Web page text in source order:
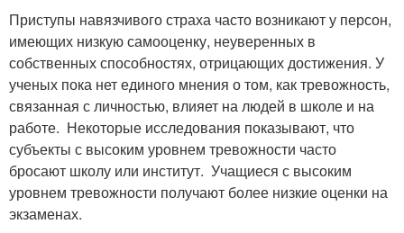
Приступы навязчивого страха часто возникают у персон,
имеющих низкую самооценку, неуверенных в
собственных способностях, отрицающих достижения. У
ученых пока нет единого мнения о том, как тревожность,
связанная с личностью, влияет на людей в школе и на
работе. Некоторые исследования показывают, что
субъекты с высоким уровнем тревожности часто
бросают школу или институт. Учащиеся с высоким
уровнем тревожности получают более низкие оценки на
экзаменах.